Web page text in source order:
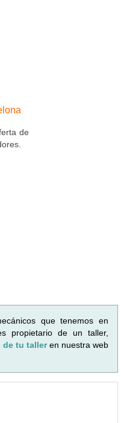
de
que tenemos en
propietario de un taller,
de tu talleren nuestra web